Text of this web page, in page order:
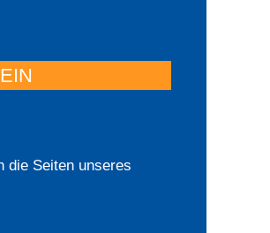
die Seiten unseres